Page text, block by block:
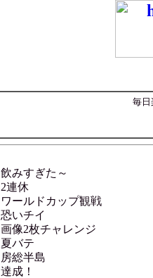
毎日
飲みすぎた～
2連休
ワールドカップ観戦
恐いチイ
画像2枚チャレンジ
夏バテ
房総半島
達成！